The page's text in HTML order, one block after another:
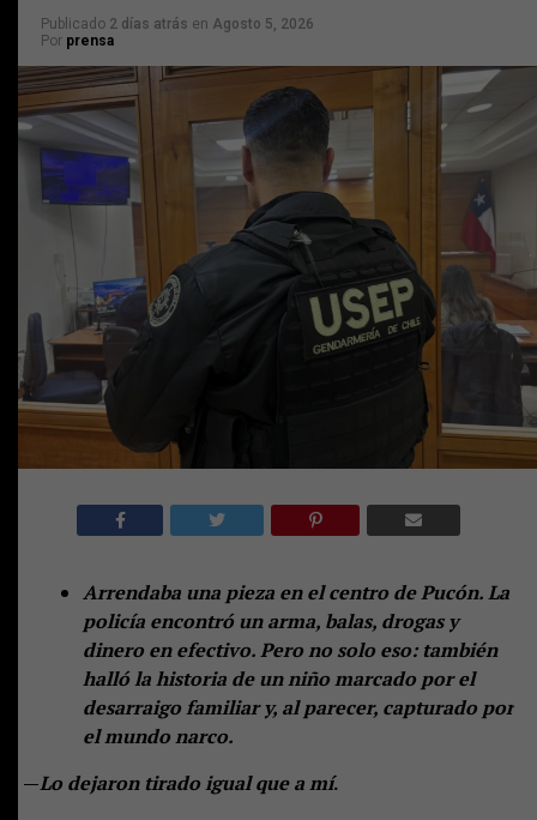
Publicado 2 días atrás en Agosto 5, 2026
Por prensa
Arrendaba una pieza en el centro de Pucón. La
policía encontró un arma, balas, drogas y
dinero en efectivo. Pero no solo eso: también
halló la historia de un niño marcado por el
desarraigo familiar y, al parecer, capturado por
el mundo narco.
—Lo dejaron tirado igual que a mí.